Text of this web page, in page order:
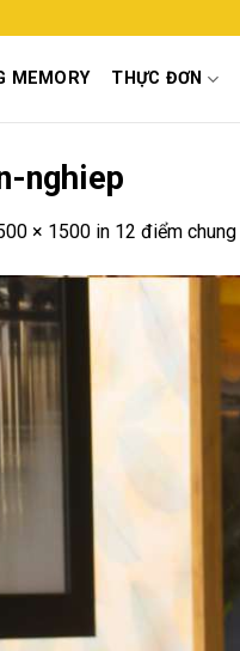
MEMORY THỰC ĐƠN
nghiep
× 1500 in 12 điểm